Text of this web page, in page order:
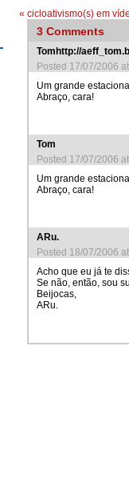
« cicloativismo(s) em
3 Comments
Tomhttp://
Posted 17/07/2006
Um grande
Abraço, cara!
Tom
Posted 17/07/2006
Um grande
Abraço, cara!
ARu.
Posted 18/07/2006
Acho que eu já te
Se não, então, sou
Beijocas,
ARu.